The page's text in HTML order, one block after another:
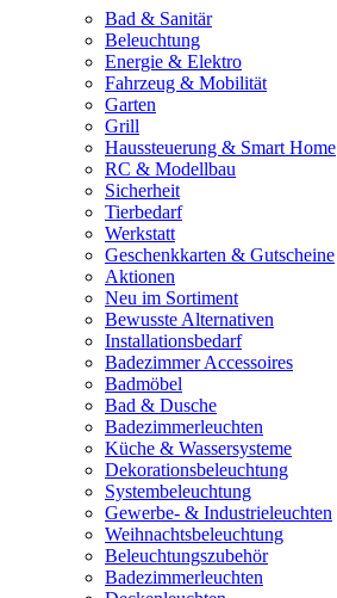
Bad & Sanitär
Beleuchtung
Energie & Elektro
Fahrzeug & Mobilität
Garten
Grill
Haussteuerung & Smart Home
RC & Modellbau
Sicherheit
Tierbedarf
Werkstatt
Geschenkkarten & Gutscheine
Aktionen
Neu im Sortiment
Bewusste Alternativen
Installationsbedarf
Badezimmer Accessoires
Badmöbel
Bad & Dusche
Badezimmerleuchten
Küche & Wassersysteme
Dekorationsbeleuchtung
Systembeleuchtung
Gewerbe- & Industrieleuchten
Weihnachtsbeleuchtung
Beleuchtungszubehör
Badezimmerleuchten